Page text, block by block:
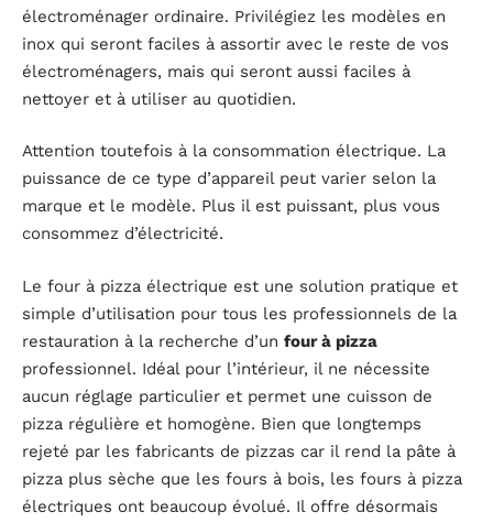
électroménager ordinaire. Privilégiez les modèles en
inox qui seront faciles à assortir avec le reste de vos
électroménagers, mais qui seront aussi faciles à
nettoyer et à utiliser au quotidien.
Attention toutefois à la consommation électrique. La
puissance de ce type d’appareil peut varier selon la
marque et le modèle. Plus il est puissant, plus vous
consommez d’électricité.
Le four à pizza électrique est une solution pratique et
simple d’utilisation pour tous les professionnels de la
restauration à la recherche d’un four à pizza
professionnel. Idéal pour l’intérieur, il ne nécessite
aucun réglage particulier et permet une cuisson de
pizza régulière et homogène. Bien que longtemps
rejeté par les fabricants de pizzas car il rend la pâte à
pizza plus sèche que les fours à bois, les fours à pizza
électriques ont beaucoup évolué. Il offre désormais